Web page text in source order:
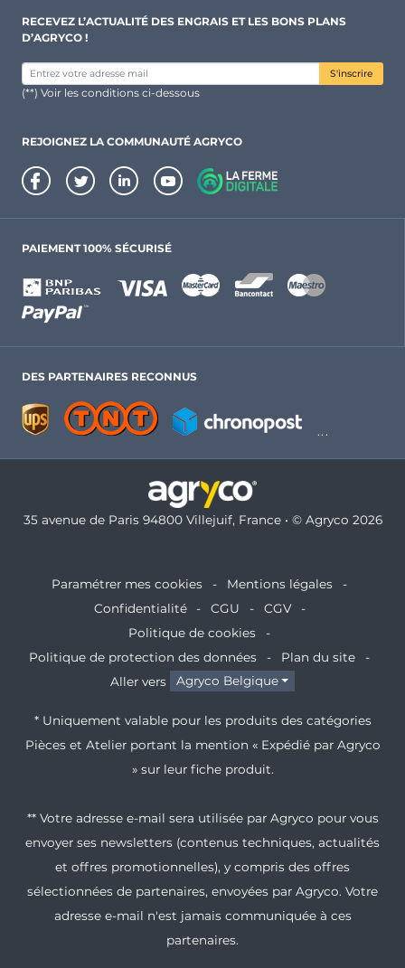
RECEVEZ L’ACTUALITÉ DES ENGRAIS ET LES BONS PLANS
D’AGRYCO !
S'inscrire
(**) Voir les conditions ci-dessous
REJOIGNEZ LA COMMUNAUTÉ AGRYCO
PAIEMENT 100% SÉCURISÉ
DES PARTENAIRES RECONNUS
35 avenue de Paris 94800 Villejuif, France • © Agryco 2026
Paramétrer mes cookies
Mentions légales
Confidentialité
CGU
CGV
Politique de cookies
Politique de protection des données
Plan du site
Aller vers
Agryco Belgique
* Uniquement valable pour les produits des catégories
Pièces et Atelier portant la mention « Expédié par Agryco
» sur leur fiche produit.
** Votre adresse e-mail sera utilisée par Agryco pour vous
envoyer ses newsletters (contenus techniques, actualités
et offres promotionnelles), y compris des offres
sélectionnées de partenaires, envoyées par Agryco. Votre
adresse e-mail n'est jamais communiquée à ces
partenaires.